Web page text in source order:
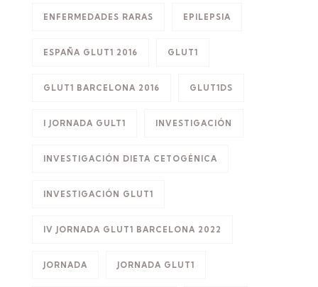
ENFERMEDADES RARAS EPILEPSIA
ESPAÑA GLUT1 2016 GLUT1
GLUT1 BARCELONA 2016 GLUT1DS
I JORNADA GULT1 INVESTIGACIÓN
INVESTIGACIÓN DIETA CETOGÉNICA
INVESTIGACIÓN GLUT1
IV JORNADA GLUT1 BARCELONA 2022
JORNADA JORNADA GLUT1